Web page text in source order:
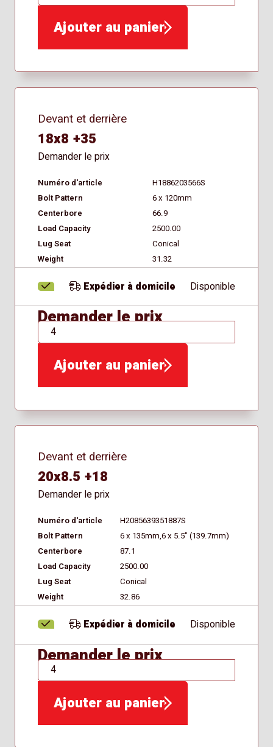
Ajouter au panier
Devant et derrière
18x8 +35
Demander le prix
Numéro d'article
H1886203566S
Bolt Pattern
6 x 120mm
Centerbore
66.9
Load Capacity
2500.00
Lug Seat
Conical
Weight
31.32
Expédier à domicile Disponible
Demander le prix
QTÉ
Ajouter au panier
Devant et derrière
20x8.5 +18
Demander le prix
Numéro d'article
H2085639351887S
Bolt Pattern
6 x 135mm,6 x 5.5" (139.7mm)
Centerbore
87.1
Load Capacity
2500.00
Lug Seat
Conical
Weight
32.86
Expédier à domicile Disponible
Demander le prix
QTÉ
Ajouter au panier